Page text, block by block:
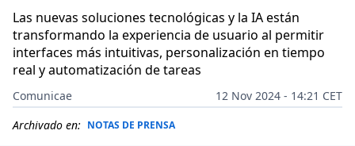
Las nuevas soluciones tecnológicas y la IA están
transformando la experiencia de usuario al permitir
interfaces más intuitivas, personalización en tiempo
real y automatización de tareas
Comunicae
12 Nov 2024 - 14:21 CET
Archivado en: NOTAS DE PRENSA